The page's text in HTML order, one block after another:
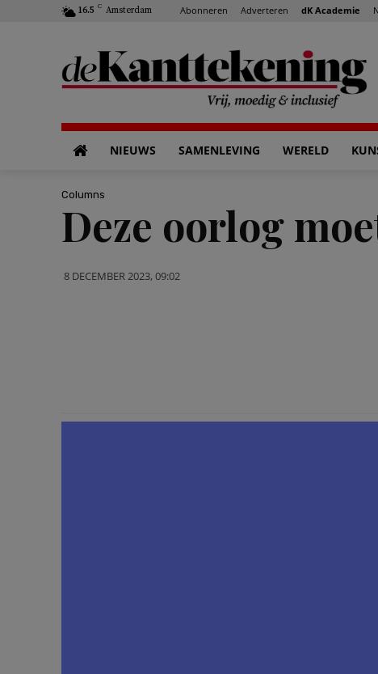
16.5 C Amsterdam Abonneren Adverteren dK Academie
NIEUWS SAMENLEVING WERELD
Columns
Deze oorlog
8 DECEMBER 2023, 09:02